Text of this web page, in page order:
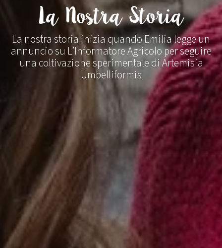
La Nostra Storia
La nostra storia inizia quando Emilia legge un
annuncio su L’Informatore Agricolo per seguire
una coltivazione sperimentale di Artemisia
Umbelliformis